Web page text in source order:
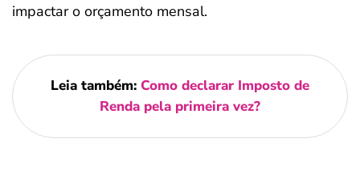
impactar o orçamento mensal.
Leia também: Como declarar Imposto de
Renda pela primeira vez?